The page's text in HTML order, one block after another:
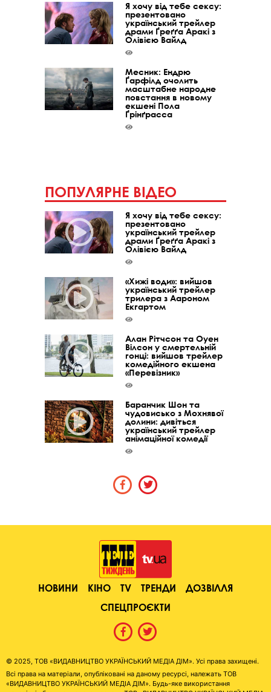
Я хочу від тебе сексу:
презентовано
український трейлер
драми Ґреґґа Аракі з
Олівією Вайлд
Месник: Ендрю
Ґарфілд очолить
масштабне народне
повстання в новому
екшені Пола
Ґрінґрасса
ПОПУЛЯРНЕ ВІДЕО
Я хочу від тебе сексу:
презентовано
український трейлер
драми Ґреґґа Аракі з
Олівією Вайлд
«Хижі води»: вийшов
український трейлер
трилера з Аароном
Екгартом
Алан Рітчсон та Оуен
Вілсон у смертельній
гонці: вийшов трейлер
комедійного екшена
«Перевізник»
Баранчик Шон та
чудовисько з Мохнявої
долини: дивіться
український трейлер
анімаційної комедії
НОВИНИ КІНО TV ТРЕНДИ
ДОЗВІЛЛЯ
СПЕЦПРОЄКТИ
© 2025, ТОВ «ВИДАВНИЦТВО УКРАЇНСЬКИЙ МЕДІА ДІМ». Усі права захищені.
Всі права на матеріали, опубліковані на даному ресурсі, належать ТОВ
«ВИДАВНИЦТВО УКРАЇНСЬКИЙ МЕДІА ДІМ». Будь-яке використання